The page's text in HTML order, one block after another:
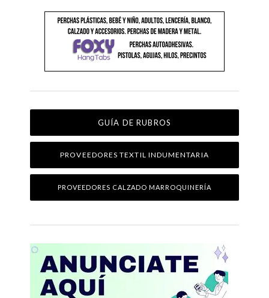
GUÍA DE RUBROS
PROVEEDORES TEXTIL INDUMENTARIA
PROVEEDORES CALZADO MARROQUINERÍA